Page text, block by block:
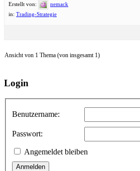
Erstellt von:
nemack
in: Trading-Strategie
Ansicht von 1 Thema (von insgesamt 1)
Login
Benutzername:
Passwort:
Angemeldet bleiben
Anmelden